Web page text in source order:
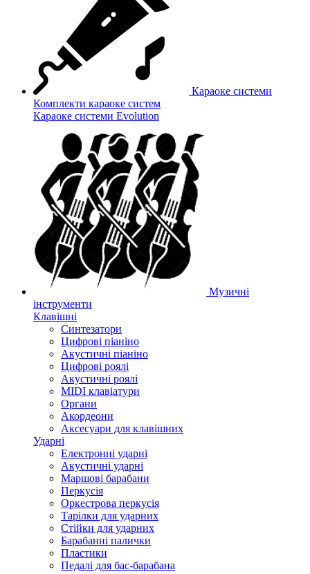
Караоке системи
Комплекти караоке систем
Караоке системи Evolution
Музичні
інструменти
Клавішні
Синтезатори
Цифрові піаніно
Акустичні піаніно
Цифрові роялі
Акустичні роялі
MIDI клавіатури
Органи
Акордеони
Аксесуари для клавішних
Ударні
Електронні ударні
Акустичні ударні
Маршові барабани
Перкусія
Оркестрова перкусія
Тарілки для ударних
Стійки для ударних
Барабанні палички
Пластики
Педалі для бас-барабана